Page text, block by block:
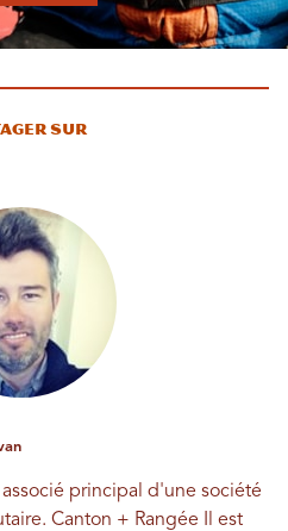
sur
associé principal d'une société
Canton + Rangée Il est